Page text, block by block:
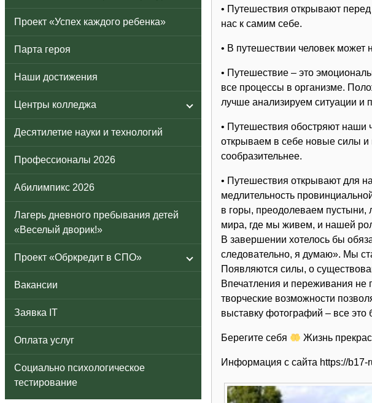
Проект «Успех каждого ребенка»
Парта героя
Наши достижения
Центры колледжа
Десятилетие науки и технологий
Профессионалы 2026
Абилимпикс 2026
Лагерь дневного пребывания детей
«Веселый дворик!»
Проект «Обркредит в СПО»
Вакансии
Заявка IT
Оплата услуг
Социально психологическое
тестирование
• Путешествия открывают
нас к самим себе.
• В путешествии человек может
• Путешествие – это
все процессы в организме.
лучше анализируем ситуации и
• Путешествия обостряют
открываем в себе новые силы и
сообразительнее.
• Путешествия открывают для
медлительность
в горы, преодолеваем пустыни,
мира, где мы живем, и нашей
В завершении хотелось бы
следовательно, я думаю». Мы
Появляются силы, о
Впечатления и переживания не
творческие возможности
выставку фотографий – все это
Берегите себя Жизнь
Информация с сайта https://b17-